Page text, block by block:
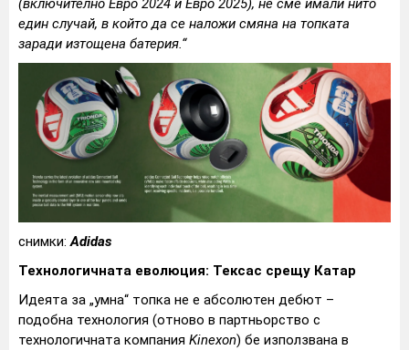
(включително Евро 2024 и Евро 2025), не сме имали нито
един случай, в който да се наложи смяна на топката
заради изтощена батерия.“
снимки:Adidas
Технологичната еволюция: Тексас срещу Катар
Идеята за „умна“ топка не е абсолютен дебют –
подобна технология (отново в партньорство с
технологичната компания Kinexon) бе използвана в